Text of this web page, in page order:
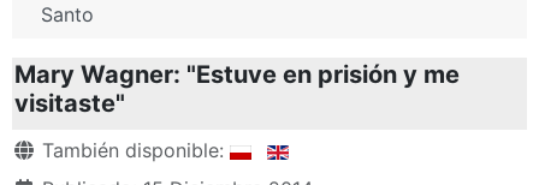
Santo
Mary Wagner: "Estuve en prisión y me
visitaste"
Detalles
También disponible: